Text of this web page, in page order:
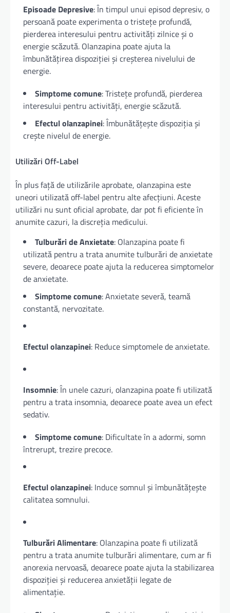
Episoade Depresive: În timpul unui episod depresiv, o
persoană poate experimenta o tristețe profundă,
pierderea interesului pentru activități zilnice și o
energie scăzută. Olanzapina poate ajuta la
îmbunătățirea dispoziției și creșterea nivelului de
energie.
Simptome comune: Tristețe profundă, pierderea
interesului pentru activități, energie scăzută.
Efectul olanzapinei: Îmbunătățește dispoziția și
crește nivelul de energie.
Utilizări Off-Label
În plus față de utilizările aprobate, olanzapina este
uneori utilizată off-label pentru alte afecțiuni. Aceste
utilizări nu sunt oficial aprobate, dar pot fi eficiente în
anumite cazuri, la discreția medicului.
Tulburări de Anxietate: Olanzapina poate fi
utilizată pentru a trata anumite tulburări de anxietate
severe, deoarece poate ajuta la reducerea simptomelor
de anxietate.
Simptome comune: Anxietate severă, teamă
constantă, nervozitate.
Efectul olanzapinei: Reduce simptomele de anxietate.
Insomnie: În unele cazuri, olanzapina poate fi utilizată
pentru a trata insomnia, deoarece poate avea un efect
sedativ.
Simptome comune: Dificultate în a adormi, somn
întrerupt, trezire precoce.
Efectul olanzapinei: Induce somnul și îmbunătățește
calitatea somnului.
Tulburări Alimentare: Olanzapina poate fi utilizată
pentru a trata anumite tulburări alimentare, cum ar fi
anorexia nervoasă, deoarece poate ajuta la stabilizarea
dispoziției și reducerea anxietății legate de
alimentație.